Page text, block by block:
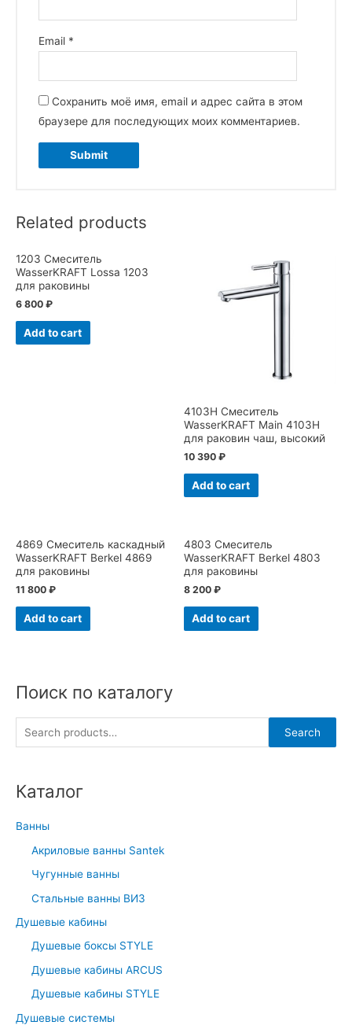
Поиск по каталогу
e
h
:
Search
Каталог
Ванны
Акриловые ванны Santek
Чугунные ванны
Стальные ванны ВИЗ
Душевые кабины
Душевые боксы STYLE
Душевые кабины ARCUS
Душевые кабины STYLE
Душевые системы
Email *
Сохранить моё имя, email и адрес сайта в этом
браузере для последующих моих комментариев.
Related products
1203 Смеситель
WasserKRAFT Lossa 1203
для раковины
6 800 ₽
Add to cart
4103Н Смеситель
WasserKRAFT Main 4103H
для раковин чаш, высокий
10 390 ₽
Add to cart
4869 Смеситель каскадный
WasserKRAFT Berkel 4869
для раковины
11 800 ₽
Add to cart
4803 Смеситель
WasserKRAFT Berkel 4803
для раковины
8 200 ₽
Add to cart